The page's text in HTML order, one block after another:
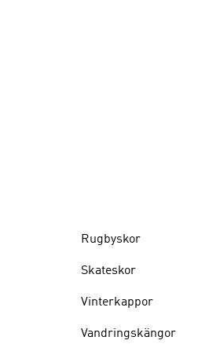
Rugbyskor
Skateskor
Vinterkappor
Vandringskängor